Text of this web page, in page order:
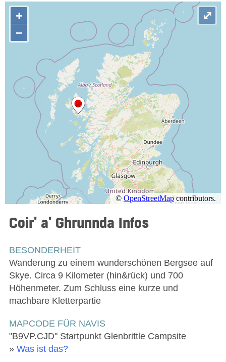
Coir' a' Ghrunnda Infos
BESONDERHEIT
Wanderung zu einem wunderschönen Bergsee auf
Skye. Circa 9 Kilometer (hin&rück) und 700
Höhenmeter. Zum Schluss eine kurze und
machbare Kletterpartie
MAPCODE FÜR NAVIS
"B9VP.CJD" Startpunkt Glenbrittle Campsite
» Was ist das?